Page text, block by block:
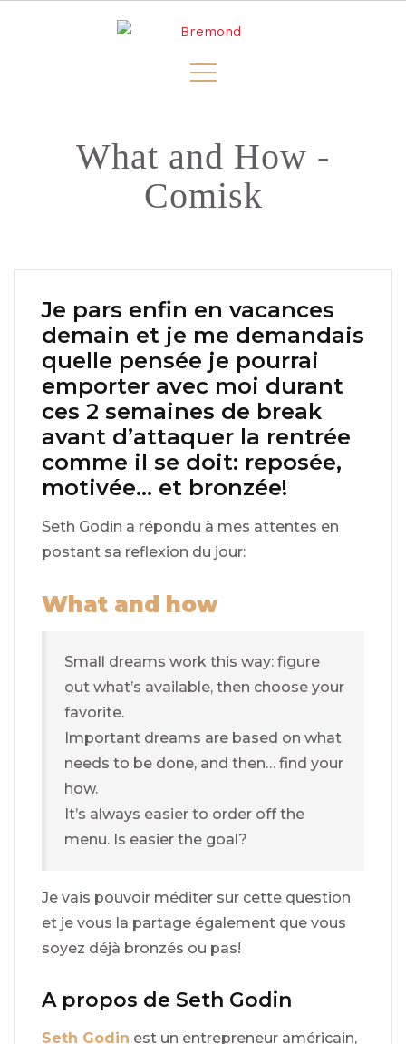
What and How -
Comisk
Je pars enfin en vacances
demain et je me demandais
quelle pensée je pourrai
emporter avec moi durant
ces 2 semaines de break
avant d’attaquer la rentrée
comme il se doit: reposée,
motivée… et bronzée!
Seth Godin a répondu à mes attentes en
postant sa reflexion du jour:
What and how
Small dreams work this way: figure
out what’s available, then choose your
favorite.
Important dreams are based on what
needs to be done, and then… find your
how.
It’s always easier to order off the
menu. Is easier the goal?
Je vais pouvoir méditer sur cette question
et je vous la partage également que vous
soyez déjà bronzés ou pas!
A propos de Seth Godin
Seth Godin est un entrepreneur américain,